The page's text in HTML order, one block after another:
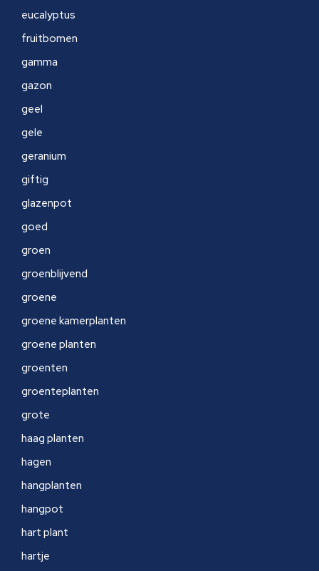
eucalyptus
fruitbomen
gamma
gazon
geel
gele
geranium
giftig
glazenpot
goed
groen
groenblijvend
groene
groene kamerplanten
groene planten
groenten
groenteplanten
grote
haag planten
hagen
hangplanten
hangpot
hart plant
hartje